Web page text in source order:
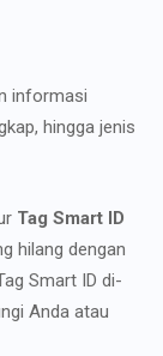
informasi
hingga jenis
Tag Smart ID
hilang dengan
Smart ID di-
Anda atau